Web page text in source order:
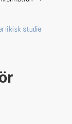
studie